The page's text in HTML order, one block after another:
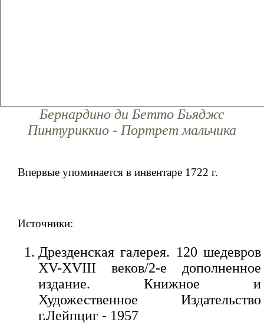
Бернардино ди Бетто Бьяджс
Пинтуриккио - Портрет мальчика
Впервые упоминается в инвентаре 1722 г.
Источники:
Дрезденская галерея. 120 шедевров
XV-XVIII веков/2-е дополненное
издание. Книжное и
Художественное Издательство
г.Лейпциг - 1957